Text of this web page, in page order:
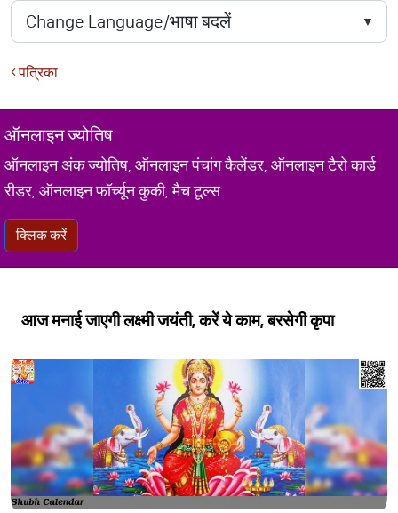
पत्रिका
ऑनलाइन ज्योतिष
ऑनलाइन अंक ज्योतिष, ऑनलाइन पंचांग कैलेंडर, ऑनलाइन टैरो कार्ड
रीडर, ऑनलाइन फॉर्च्यून कुकी, मैच टूल्स
क्लिक करें
आज मनाई जाएगी लक्ष्मी जयंती, करें ये काम, बरसेगी कृपा